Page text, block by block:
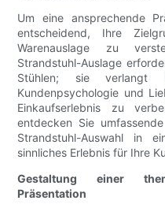
Um eine ansprechende
entscheidend, Ihre
Warenauslage zu
Strandstuhl-Auslage
Stühlen; sie verlangt
Kundenpsychologie und
Einkaufserlebnis zu
entdecken Sie
Strandstuhl-Auswahl in
sinnliches Erlebnis für Ihre
Gestaltung einer
Präsentation